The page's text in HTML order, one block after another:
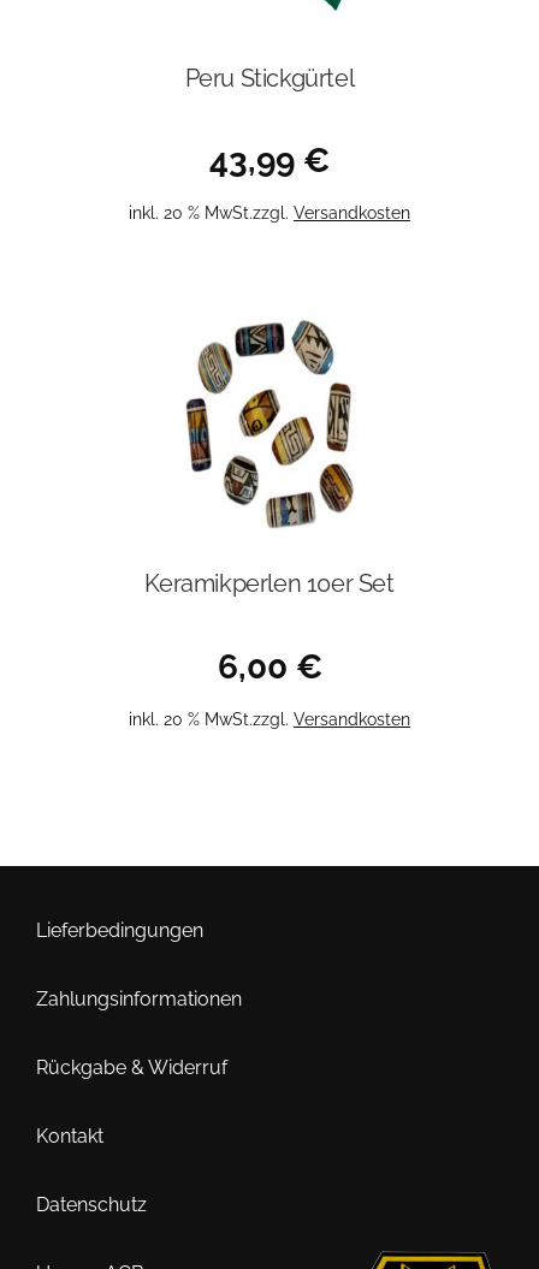
Peru Stickgürtel
43,99 €
inkl. 20 % MwSt.zzgl. Versandkosten
Keramikperlen 10er Set
6,00 €
inkl. 20 % MwSt.zzgl. Versandkosten
Lieferbedingungen
Zahlungsinformationen
Rückgabe & Widerruf
Kontakt
Datenschutz